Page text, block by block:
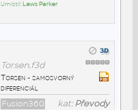
Umístil: Lews Parker
Torsen.f3d
Torsen - samosvorný
diferenciál
kat:Převody
Fusion360